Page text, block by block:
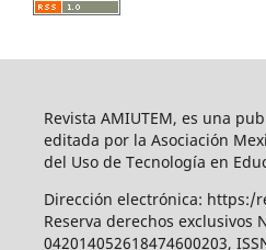
Revista AMIUTEM, es una
editada por la Asociación
del Uso de Tecnología en
Dirección electrónica: https:/
Reserva derechos exclusivos
042014052618474600203,